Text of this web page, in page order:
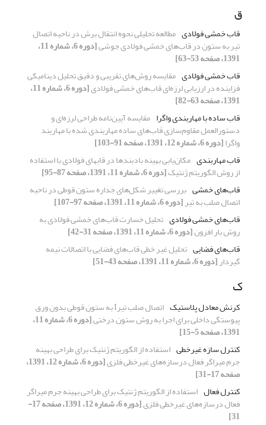
ق
قاب خمشی فولادی مطالعه تحلیلی نحوه انتقال برش در ناحیه اتصال
تیر به ستون در قاب‌های خمشی فولادی جوشی [دوره 6، شماره 11،
1391، صفحه 53-63]
قاب خمشی فولادی مقایسه روش‌های تقریبی و دقیق تحلیل دینامیکی
فزاینده در ارزیابی لرزه‌ای قاب‌های خمشی فولادی [دوره 6، شماره 11،
1391، صفحه 63-82]
قاب ساده با مهاربندی واگرا مقایسه آیین‌نامه طراحی لرزه‌ای و
دستورالعمل مقاوم‌سازی قاب‌های ساده مهاربندی شده با مهاربند
واگرا[دوره 6، شماره 12، 1391، صفحه 91-103]
قاب مهاربندی مکان‌یابی بهینه بادبندها در قابهای فولادی با استفاده
از روش الگوریتم ژنتیک[دوره 6، شماره 11، 1391، صفحه 87-95]
قاب‌های خمشی بررسی تغییر شکل‌های جداره ستون قوطی در ناحیه
اتصال صلب به تیر[دوره 6، شماره 11، 1391، صفحه 97-107]
قاب‌های خمشی فولادی تحلیل خسارت قاب‌های خمشی فولادی به
روش بار افزون[دوره 6، شماره 11، 1391، صفحه 31-42]
قاب‌های فضایی تحلیل غیر خطی قاب‌های فضایی با اتصالات نیمه
گیردار[دوره 6، شماره 11، 1391، صفحه 43-51]
ک
کرنش معادل پلاستیک اتصال صلب تیرI به ستون قوطی بدون ورق
پیوستگی داخلی برای اجرا به روش ستون درختی [دوره 6، شماره 11،
1391، صفحه 5-15]
کنترل سازه غیرخطی استفاده از الگوریتم ژنتیک برای طراحی بهینه
جرم میراگر فعال درسازه‌های غیرخطی فلزی [دوره 6، شماره 12، 1391،
صفحه 17-31]
کنترل فعال استفاده از الگوریتم ژنتیک برای طراحی بهینه جرم میراگر
فعال درسازه‌های غیرخطی فلزی [دوره 6، شماره 12، 1391، صفحه 17-
31]